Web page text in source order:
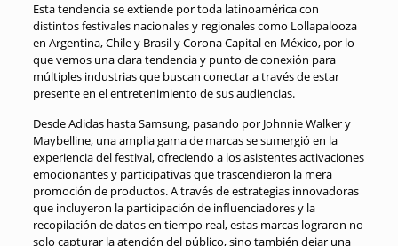
Esta tendencia se extiende por toda latinoamérica con
distintos festivales nacionales y regionales como Lollapalooza
en Argentina, Chile y Brasil y Corona Capital en México, por lo
que vemos una clara tendencia y punto de conexión para
múltiples industrias que buscan conectar a través de estar
presente en el entretenimiento de sus audiencias.
Desde Adidas hasta Samsung, pasando por Johnnie Walker y
Maybelline, una amplia gama de marcas se sumergió en la
experiencia del festival, ofreciendo a los asistentes activaciones
emocionantes y participativas que trascendieron la mera
promoción de productos. A través de estrategias innovadoras
que incluyeron la participación de influenciadores y la
recopilación de datos en tiempo real, estas marcas lograron no
solo capturar la atención del público, sino también dejar una